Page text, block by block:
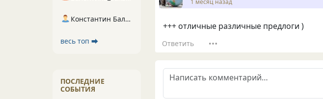
+++ отличные различные предлоги )
Ответить
Константин Балухта
весь топ ⮕
ПОСЛЕДНИЕ
СОБЫТИЯ